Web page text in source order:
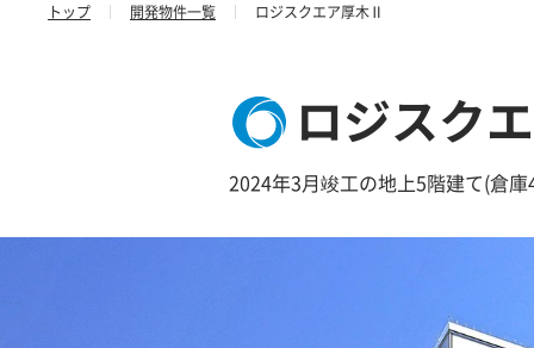
トップ 開発物件一覧 ロジスクエア厚木Ⅱ
ロジスク
2024年3月竣工の地上5階建て(倉